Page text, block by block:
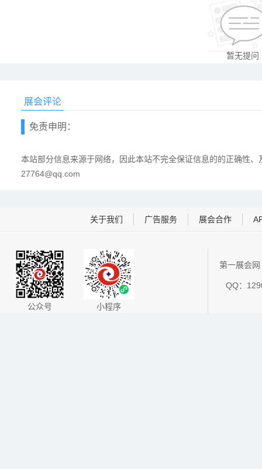
暂无提问
展会评论
免责申明：
本站部分信息来源于网络，因此本站不完全保证信息的的正确性
27764@qq.com
关于我们 广告服务 展会合作
公众号 小程序
第一展会
QQ：